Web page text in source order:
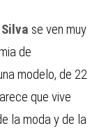
se ven muy
de
modelo, de 22
que vive
la moda y de la